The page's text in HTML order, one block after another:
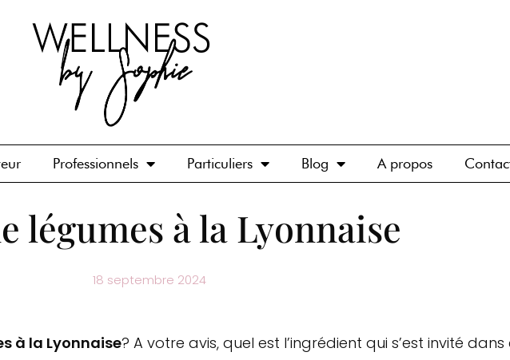
Professionnels Particuliers Blog A propos
légumes à la Lyonnaise
18 septembre 2024
à la Lyonnaise? A votre avis, quel est l’ingrédient qui s’est invité